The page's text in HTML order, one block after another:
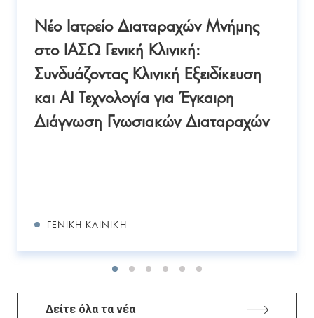
Νέο Ιατρείο Διαταραχών Μνήμης
στο ΙΑΣΩ Γενική Κλινική:
Συνδυάζοντας Κλινική Εξειδίκευση
και AI Τεχνολογία για Έγκαιρη
Διάγνωση Γνωσιακών Διαταραχών
ΓΕΝΙΚΉ ΚΛΙΝΙΚΉ
Δείτε όλα τα νέα